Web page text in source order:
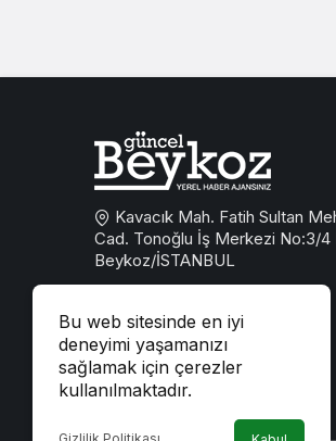
Bu web sitesinde en iyi
deneyimi yaşamanızı
sağlamak için çerezler
kullanılmaktadır.
Kavacık Mah. Fatih Sultan
Cad. Tonoğlu İş Merkezi No:3/4
Beykoz/İSTANBUL
beykozguncel@gmail.com
iletisim@beykozguncel.com